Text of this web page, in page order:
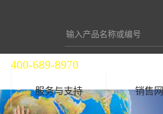
400-689-8970
服务与支持 销售